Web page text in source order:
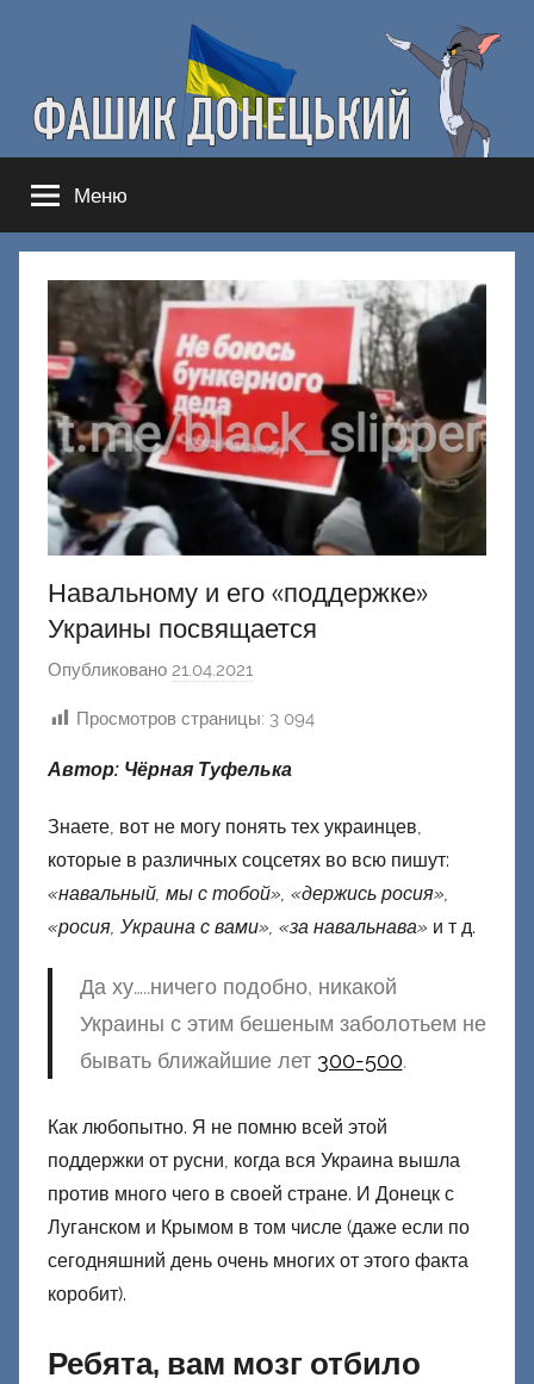
Фашик
Донецкий
гнобят
русню
Меню
Навальному и его «поддержке»
Украины посвящается
Опубликовано 21.04.2021
т
о
о
м
Ф
а
и
о
е
ц
к
и
й
Просмотров страницы: 3 094
Автор: Чёрная Туфелька
Знаете, вот не могу понять тех украинцев,
которые в различных соцсетях во всю пишут:
«навальный, мы с тобой», «держись росия»,
«росия, Украина с вами», «за навальнава» и т д.
Да ху…..ничего подобно, никакой
Украины с этим бешеным заболотьем не
бывать ближайшие лет 300-500.
Как любопытно. Я не помню всей этой
поддержки от русни, когда вся Украина вышла
против много чего в своей стране. И Донецк с
Луганском и Крымом в том числе (даже если по
сегодняшний день очень многих от этого факта
коробит).
Ребята, вам мозг отбило